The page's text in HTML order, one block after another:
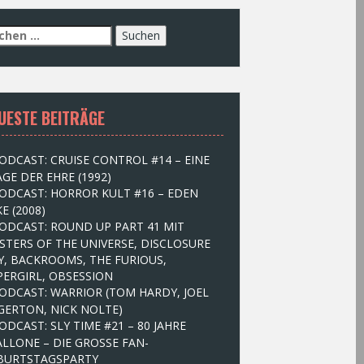
BEITRÄGE
CRUISE CONTROL #14 – EINE
DER EHRE (1992)
HORROR KULT #16 – EDEN
(2008)
ROUND UP PART 41 MIT
OF THE UNIVERSE, DISCLOSURE
BACKROOMS, THE FURIOUS,
OBSESSION
WARRIOR (TOM HARDY, JOEL
NICK NOLTE)
SLY TIME #21 – 80 JAHRE
– DIE GROSSE FAN-